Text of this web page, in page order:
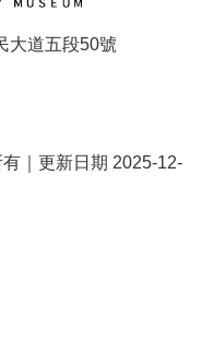
大道五段50號
｜更新日期 2025-12-